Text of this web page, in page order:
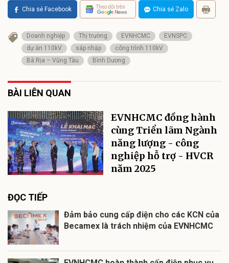
Chia sẻ Facebook Theo dõi trên Chia sẻ Zalo
Doanh nghiệp Thị trường EVNHCMC
EVNSPC
dự án 110kV
sáp nhập
công trình 110kV
Bà Rịa – Vũng Tàu
Bình Dương
BÀI LIÊN QUAN
EVNHCMC đồng hành
cùng Triển lãm Ngành
năng lượng - công
nghiệp hỗ trợ - HVCR
năm 2025
ĐỌC TIẾP
Đảm bảo cung cấp điện cho các KCN của
Becamex là trách nhiệm của EVNHCMC